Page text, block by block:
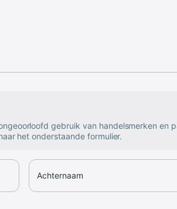
gebruik van handelsmerken en
het onderstaande formulier.
Achternaam